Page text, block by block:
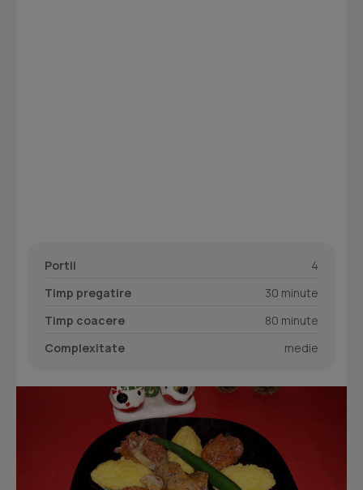
Portii
4
Timp pregatire
30 minute
Timp coacere
80 minute
Complexitate
medie